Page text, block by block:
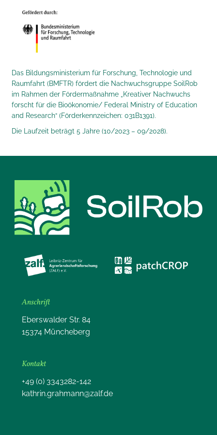
Anschrift
Eberswalder Str. 84
15374 Müncheberg
Kontakt
+49 (0) 3343282-142
kathrin.grahmann@zalf.de
Das Bildungsministerium für Forschung, Technologie und
Raumfahrt (BMFTR) fördert die Nachwuchsgruppe SoilRob
im Rahmen der Fördermaßnahme „Kreativer Nachwuchs
forscht für die Bioökonomie/ Federal Ministry of Education
and Research“ (Förderkennzeichen: 031B1391).
Die Laufzeit beträgt 5 Jahre (10/2023 – 09/2028).